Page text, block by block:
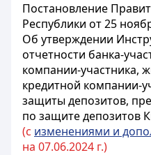
Постановление
Республики от 25
Об утверждении
отчетности банка-
компании-участника,
кредитной компании-
защиты депозитов,
по защите депозитов
(с изменениями и
на 07.06.2024 г.)